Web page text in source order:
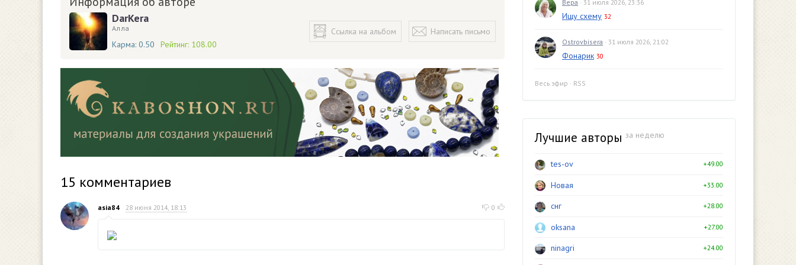
DarKera
Алла
Карма: 0.50 Рейтинг: 108.00
Ссылка на альбом Написать письмо
15 комментариев
asia84 28 июня 2014, 18:13 0
Вера · 31 июля 2026, 23:36
Ищу схему 32
Ostrovbisera · 31 июля 2026, 21:02
Фонарик 30
Весь эфир · RSS
Лучшие авторы за неделю
tes-ov +49.00
Новая +33.00
снг +28.00
oksana +27.00
ninagri +24.00